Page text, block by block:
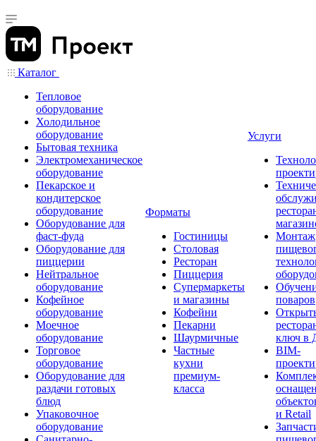
Каталог
Тепловое
оборудование
Холодильное
оборудование
Бытовая техника
Электромеханическое
оборудование
Пекарское и
кондитерское
оборудование
Оборудование для
фаст-фуда
Оборудование для
пиццерии
Нейтральное
оборудование
Кофейное
оборудование
Моечное
оборудование
Торговое
оборудование
Оборудование для
раздачи готовых
блюд
Упаковочное
оборудование
Форматы
Гостиницы
Столовая
Ресторан
Пиццерия
Супермаркеты
и магазины
Кофейни
Пекарни
Шаурмичные
Частные
кухни
премиум-
класса
Услуги
Монтаж
поваров
ключ в
BIM-
и Retail